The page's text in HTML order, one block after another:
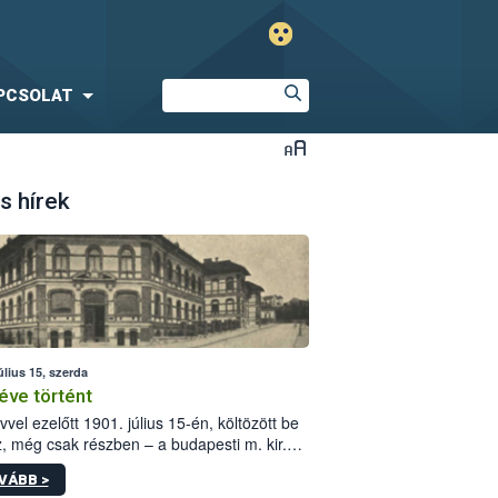
hírek
15, szerda
történt
ezelőtt 1901. július 15-én, költözött be
még csak részben – a budapesti m. kir.
állomás a Kis Rókus utca
alatti, Czigler Győző által tervezett új
>